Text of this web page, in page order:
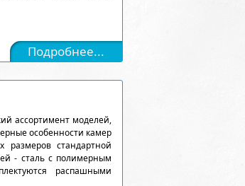
Подробнее...
ассортимент моделей,
особенности камер
размеров стандартной
- сталь с полимерным
распашными